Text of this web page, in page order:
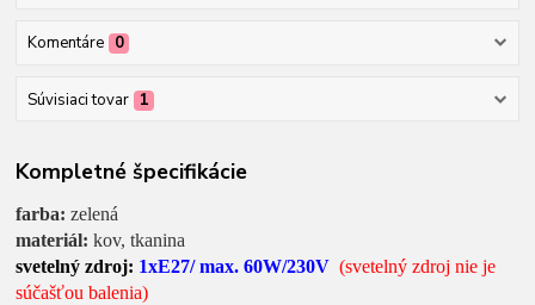
Komentáre 0
Súvisiaci tovar 1
Kompletné špecifikácie
farba:zelená
materiál:kov, tkanina
svetelný zdroj: 1xE27/ max. 60W/230V (svetelný zdroj nie je
súčašťou balenia)